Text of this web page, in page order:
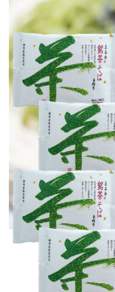
茶器一覧